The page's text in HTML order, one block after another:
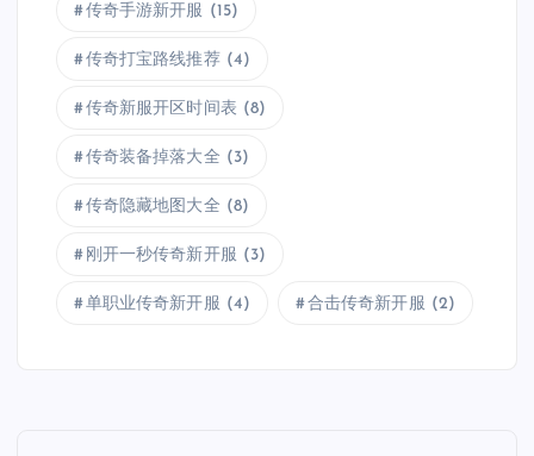
传奇手游新开服 (15)
传奇打宝路线推荐 (4)
传奇新服开区时间表 (8)
传奇装备掉落大全 (3)
传奇隐藏地图大全 (8)
刚开一秒传奇新开服 (3)
单职业传奇新开服 (4) 合击传奇新开服 (2)